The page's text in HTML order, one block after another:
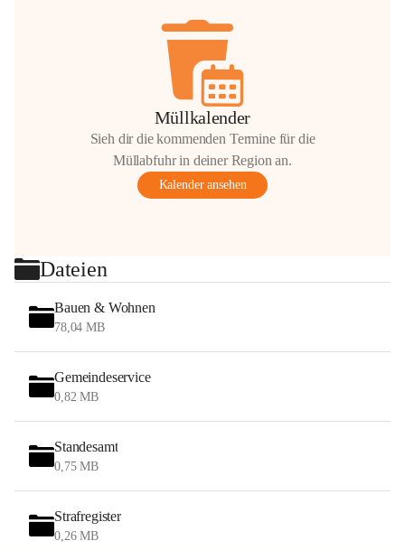
Müllkalender
Sieh dir die kommenden Termine für die
Müllabfuhr in deiner Region an.
Kalender ansehen
Dateien
Bauen & Wohnen
78,04 MB
Gemeindeservice
0,82 MB
Standesamt
0,75 MB
Strafregister
0,26 MB